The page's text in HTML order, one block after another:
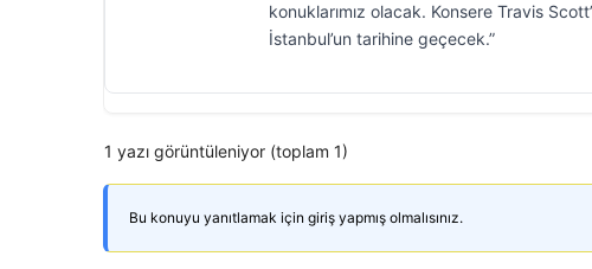
konuklarımız olacak. Konsere Travis
İstanbul’un tarihine geçecek.”
1 yazı görüntüleniyor (toplam 1)
Bu konuyu yanıtlamak için giriş yapmış olmalısınız.